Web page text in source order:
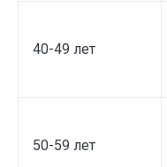
40-49 лет
50-59 лет